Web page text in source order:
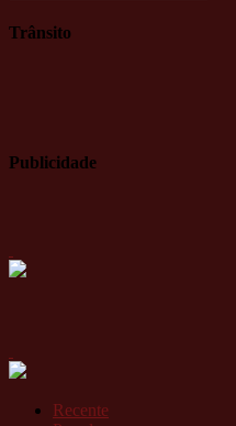
Trânsito
Publicidade
Recente